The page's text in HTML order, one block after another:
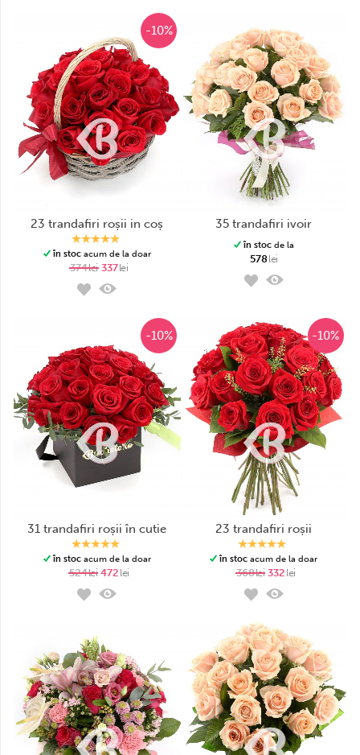
-10%
23 trandafiri roșii in coș
în stocacum de la doar
374lei 337lei
35 trandafiri ivoir
în stocde la
578lei
-10%
31 trandafiri roșii în cutie
în stocacum de la doar
524lei 472 lei
-10%
23 trandafiri roșii
în stoc acum de la doar
368lei 332 lei